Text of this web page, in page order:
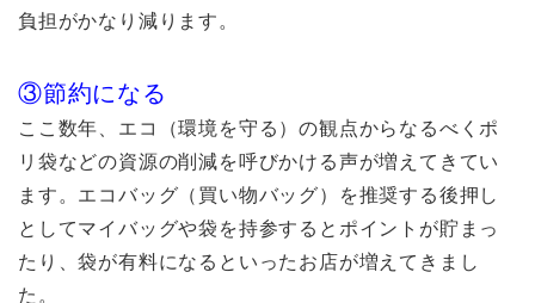
負担がかなり減ります。
③節約になる
ここ数年、エコ（環境を守る）の観点からなるべくポ
リ袋などの資源の削減を呼びかける声が増えてきてい
ます。エコバッグ（買い物バッグ）を推奨する後押し
としてマイバッグや袋を持参するとポイントが貯まっ
たり、袋が有料になるといったお店が増えてきまし
た。